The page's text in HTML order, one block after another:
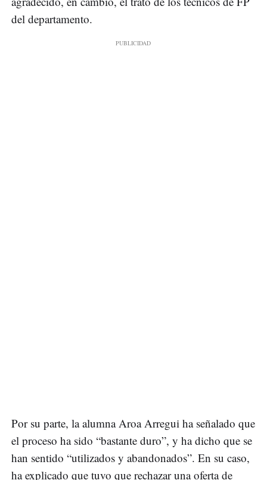
del departamento.
Por su parte, la alumna Aroa Arregui ha señalado que
el proceso ha sido “bastante duro”, y ha dicho que se
han sentido “utilizados y abandonados”. En su caso,
ha explicado que tuvo que rechazar una oferta de